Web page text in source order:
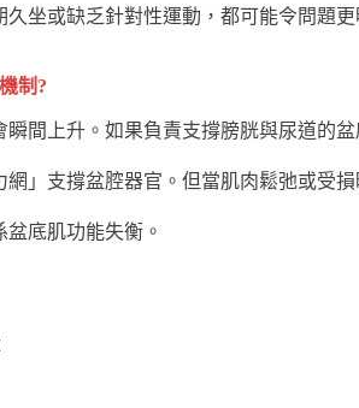
坐或缺乏針對性運動，都可能令問題更
制?
間上升。如果負責支撐膀胱與尿道的
」支撐盆腔器官。但當肌肉鬆弛或受
底肌功能失衡。